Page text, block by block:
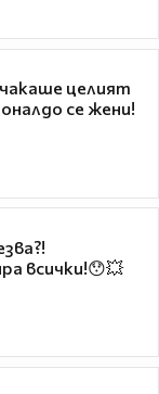
целият
се жени!
всички!😯💥